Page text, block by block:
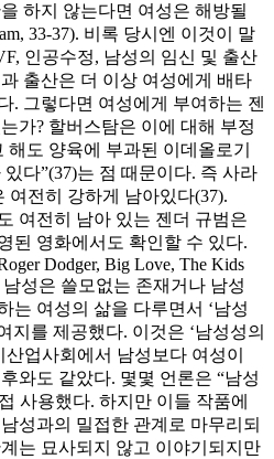
하지 않는다면 여성은 해방될
33-37). 비록 당시엔 이것이 말
인공수정, 남성의 임신 및 출산
출산은 더 이상 여성에게 배타
. 그렇다면 여성에게 부여하는 젠
가? 할버스탐은 이에 대해 부정
도 양육에 부과된 이데올로기
다”(37)는 점 때문이다. 즉 사라
여전히 강하게 남아있다(37).
여전히 남아 있는 젠더 규범은
된 영화에서도 확인할 수 있다.
Dodger, Big Love, The Kids
성은 쓸모없는 존재거나 남성
는 여성의 삶을 다루면서 ‘남성
지를 제공했다. 이것은 ‘남성성의
업사회에서 남성보다 여성이
와도 같았다. 몇몇 언론은 “남성
사용했다. 하지만 이들 작품에
성과의 밀접한 관계로 마무리되
는 묘사되지 않고 이야기되지만